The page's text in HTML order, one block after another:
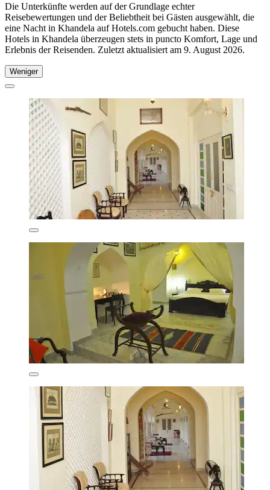
Die Unterkünfte werden auf der Grundlage echter
Reisebewertungen und der Beliebtheit bei Gästen ausgewählt, die
eine Nacht in Khandela auf Hotels.com gebucht haben. Diese
Hotels in Khandela überzeugen stets in puncto Komfort, Lage und
Erlebnis der Reisenden. Zuletzt aktualisiert am 9. August 2026.
Weniger